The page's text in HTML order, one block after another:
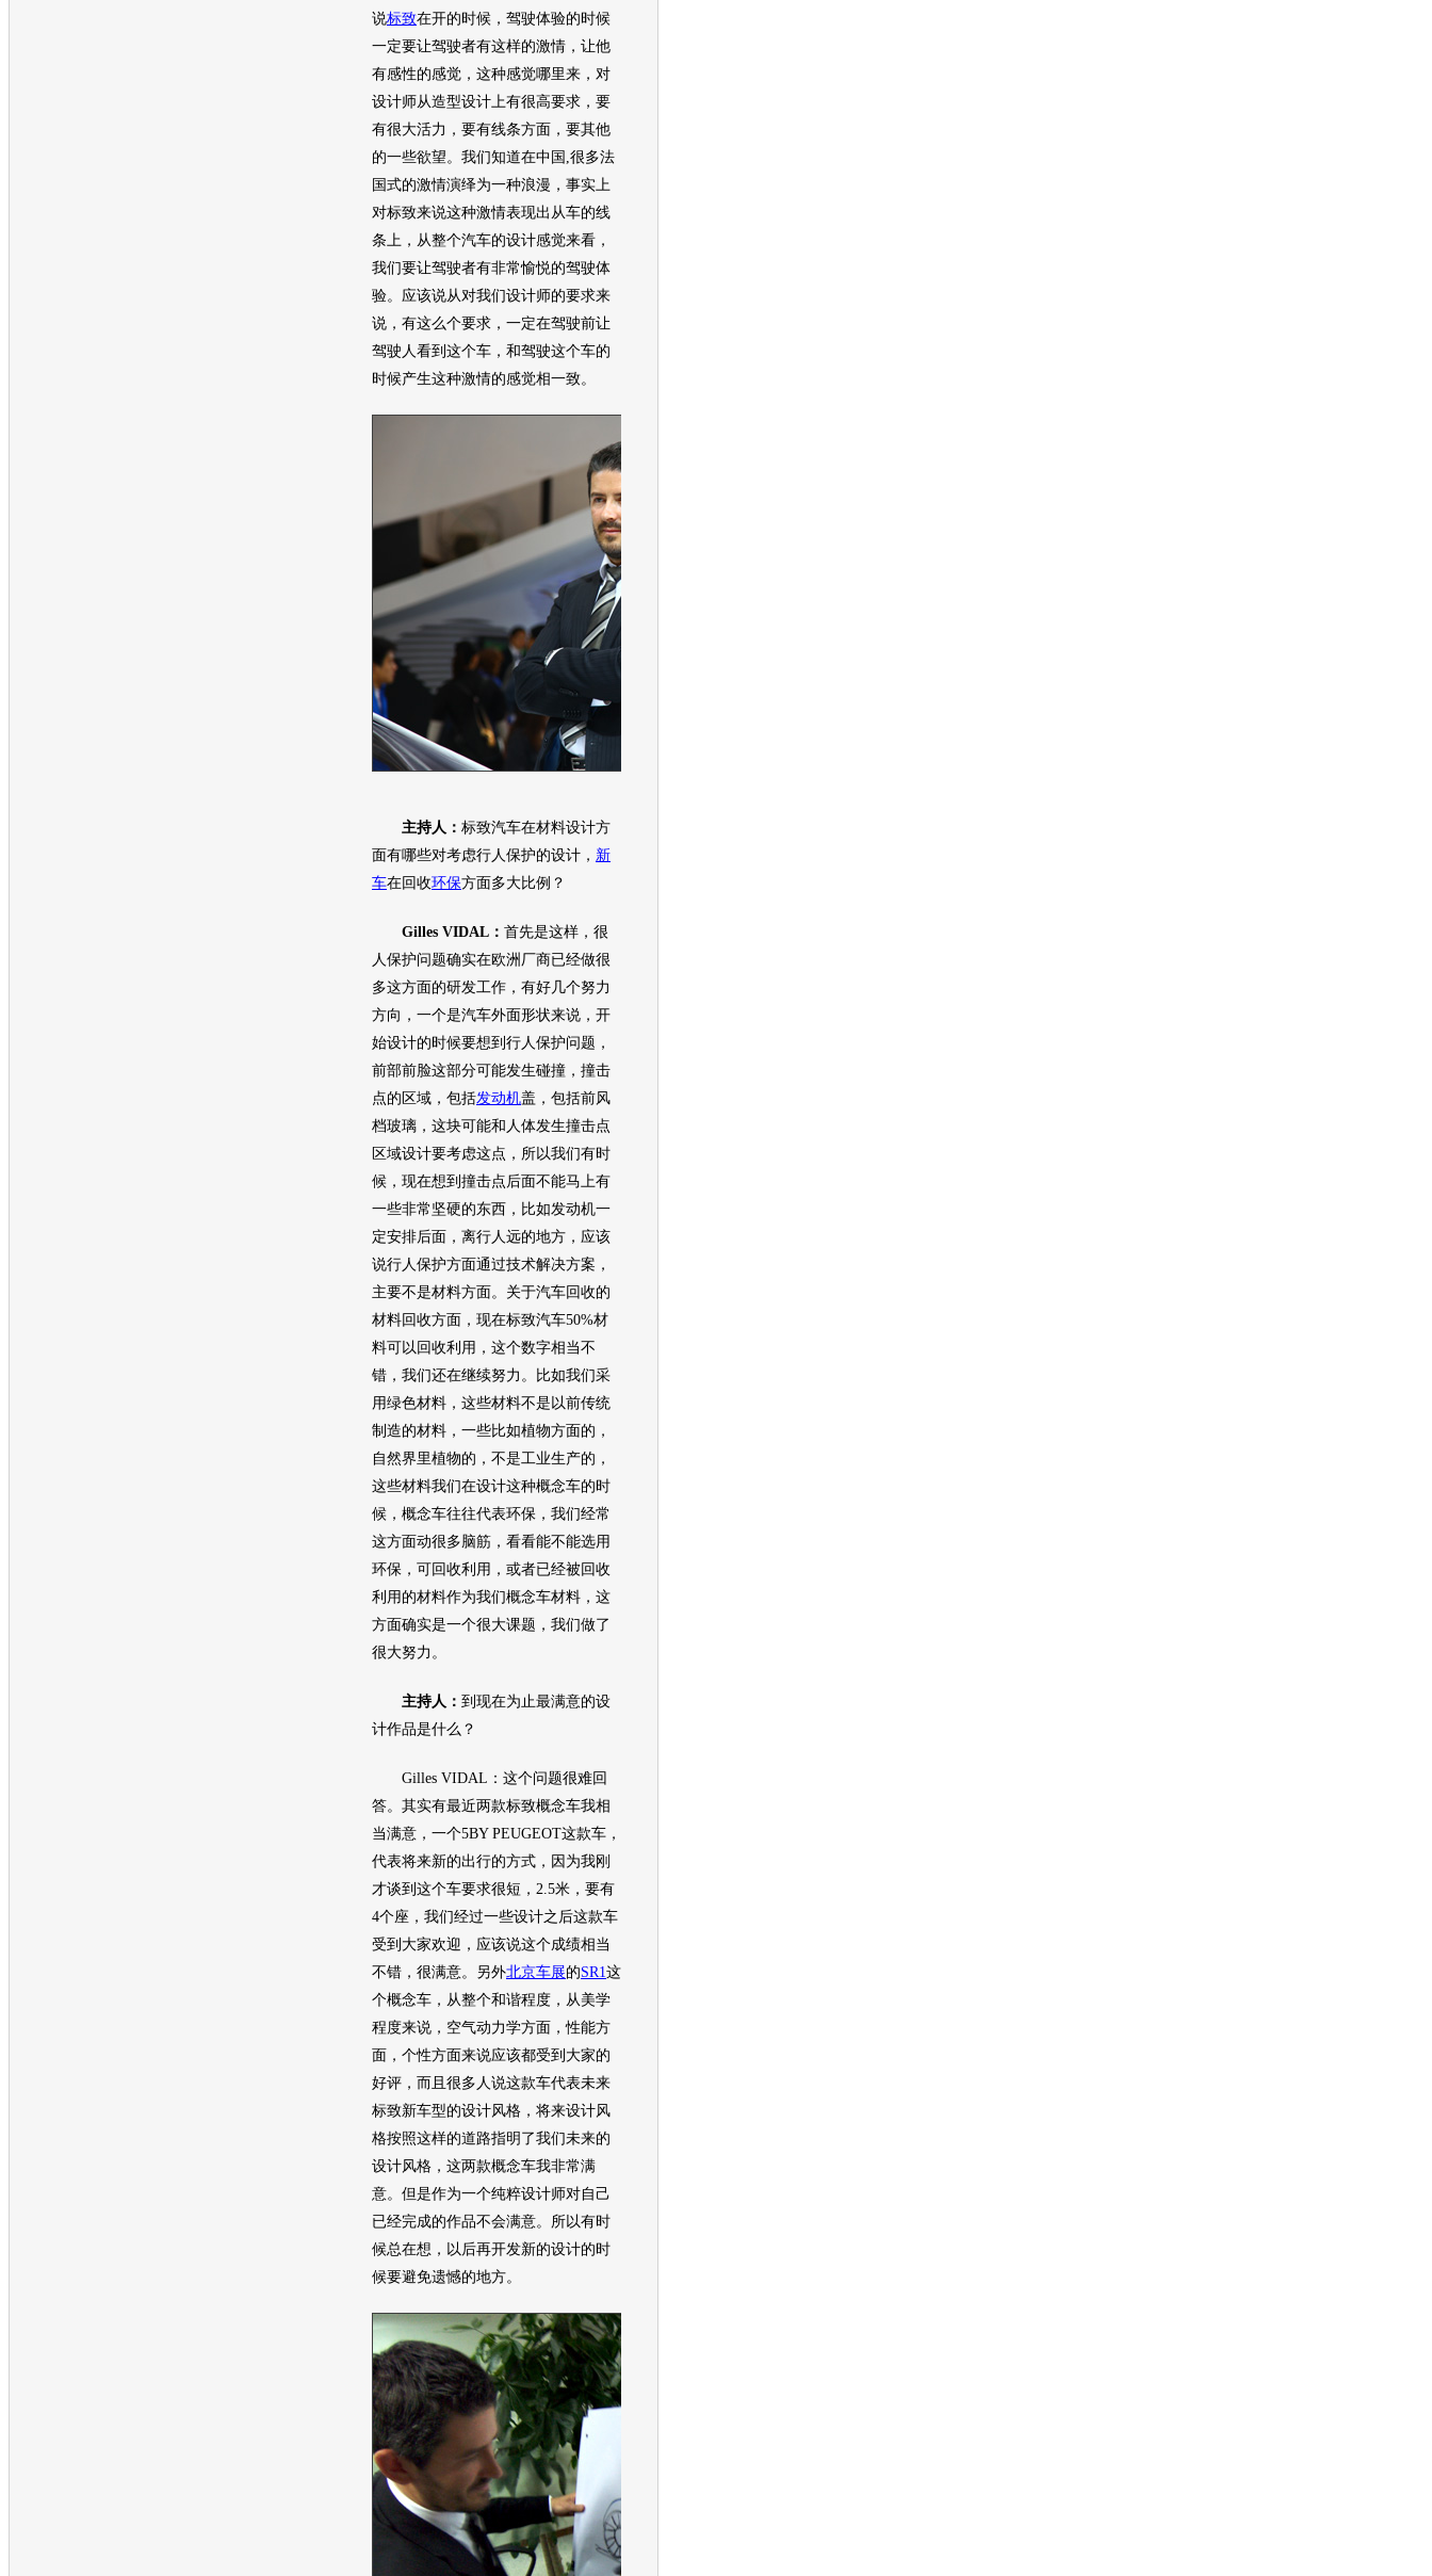
说标致在开的时候，驾驶体验的时候
一定要让驾驶者有这样的激情，让他
有感性的感觉，这种感觉哪里来，对
设计师从造型设计上有很高要求，要
有很大活力，要有线条方面，要其他
的一些欲望。我们知道在中国,很多法
国式的激情演绎为一种浪漫，事实上
对标致来说这种激情表现出从车的线
条上，从整个汽车的设计感觉来看，
我们要让驾驶者有非常愉悦的驾驶体
验。应该说从对我们设计师的要求来
说，有这么个要求，一定在驾驶前让
驾驶人看到这个车，和驾驶这个车的
时候产生这种激情的感觉相一致。
主持人： 标致汽车在材料设计方
面有哪些对考虑行人保护的设计， 新
车在回收环保方面多大比例？
Gilles VIDAL： 首先是这样，很
人保护问题确实在欧洲厂商已经做很
多这方面的研发工作，有好几个努力
方向，一个是汽车外面形状来说，开
始设计的时候要想到行人保护问题，
前部前脸这部分可能发生碰撞，撞击
点的区域，包括发动机盖，包括前风
档玻璃，这块可能和人体发生撞击点
区域设计要考虑这点，所以我们有时
候，现在想到撞击点后面不能马上有
一些非常坚硬的东西，比如发动机一
定安排后面，离行人远的地方，应该
说行人保护方面通过技术解决方案，
主要不是材料方面。关于汽车回收的
材料回收方面，现在标致汽车50%材
料可以回收利用，这个数字相当不
错，我们还在继续努力。比如我们采
用绿色材料，这些材料不是以前传统
制造的材料，一些比如植物方面的，
自然界里植物的，不是工业生产的，
这些材料我们在设计这种概念车的时
候，概念车往往代表环保 ，我们经常
这方面动很多脑筋，看看能不能选用
环保 ，可回收利用，或者已经被回收
利用的材料作为我们概念车材料，这
方面确实是一个很大课题，我们做了
很大努力。
主持人： 到现在为止最满意的设
计作品是什么？
Gilles VIDAL：这个问题很难回
答。其实有最近两款标致概念车我相
当满意，一个5BY PEUGEOT这款车，
代表将来新的出行的方式，因为我刚
才谈到这个车要求很短，2.5米，要有
4个座，我们经过一些设计之后这款车
受到大家欢迎，应该说这个成绩相当
不错，很满意。另外北京车展的SR1 这
个概念车，从整个和谐程度，从美学
程度来说，空气动力学方面，性能方
面，个性方面来说应该都受到大家的
好评，而且很多人说这款车代表未来
标致新车型的设计风格，将来设计风
格按照这样的道路指明了我们未来的
设计风格，这两款概念车我非常满
意。但是作为一个纯粹设计师对自己
已经完成的作品不会满意。所以有时
候总在想，以后再开发新的设计的时
候要避免遗憾的地方。